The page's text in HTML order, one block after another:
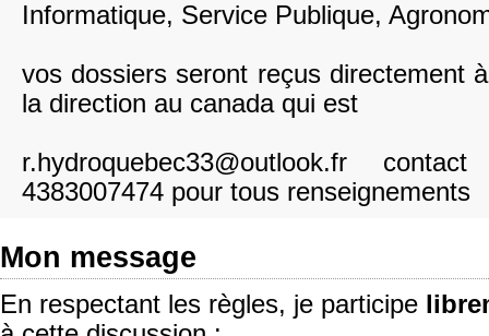
Informatique, Service Publique,
vos dossiers seront reçus directement
la direction au canada qui est
r.hydroquebec33@outlook.fr
4383007474 pour tous renseignements
Mon message
En respectant les règles, je participe